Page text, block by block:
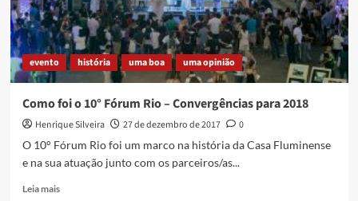
evento história uma boa uma opinião
Como foi o 10° Fórum Rio – Convergências para 2018
Henrique Silveira 27 de dezembro de 2017
0
O 10° Fórum Rio foi um marco na história da Casa Fluminense
e na sua atuação junto com os parceiros/as...
Leia maisRead